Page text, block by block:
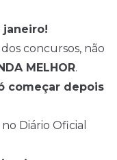
janeiro!
concursos, não
MELHOR.
começar depois
Diário Oficial